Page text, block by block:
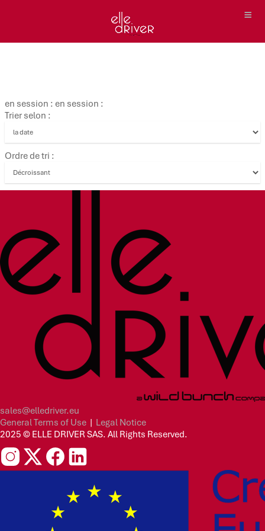
en session : en session :
Trier selon :
Ordre de tri :
sales@elledriver.eu
General Terms of Use | Legal Notice
2025 © ELLE DRIVER SAS. All Rights Reserved.